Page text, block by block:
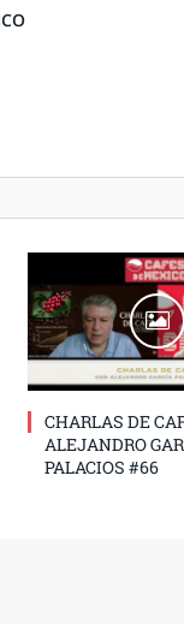
CHARLAS DE
ALEJANDRO
PALACIOS #66